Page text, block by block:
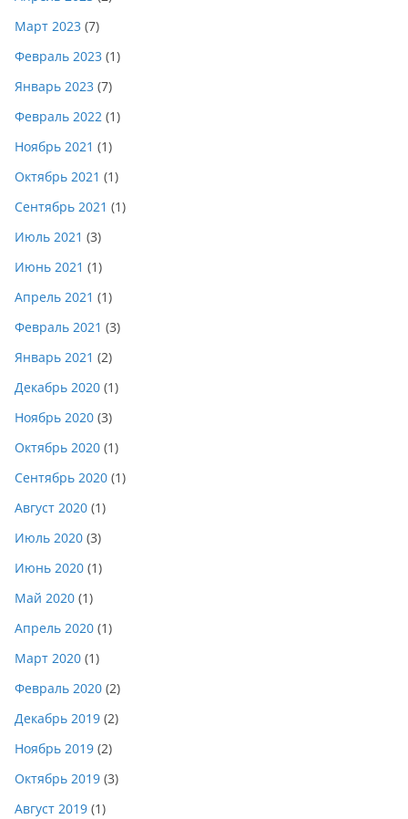
Март 2023 (7)
Февраль 2023 (1)
Январь 2023 (7)
Февраль 2022 (1)
Ноябрь 2021 (1)
Октябрь 2021 (1)
Сентябрь 2021 (1)
Июль 2021 (3)
Июнь 2021 (1)
Апрель 2021 (1)
Февраль 2021 (3)
Январь 2021 (2)
Декабрь 2020 (1)
Ноябрь 2020 (3)
Октябрь 2020 (1)
Сентябрь 2020 (1)
Август 2020 (1)
Июль 2020 (3)
Июнь 2020 (1)
Май 2020 (1)
Апрель 2020 (1)
Март 2020 (1)
Февраль 2020 (2)
Декабрь 2019 (2)
Ноябрь 2019 (2)
Октябрь 2019 (3)
Август 2019 (1)